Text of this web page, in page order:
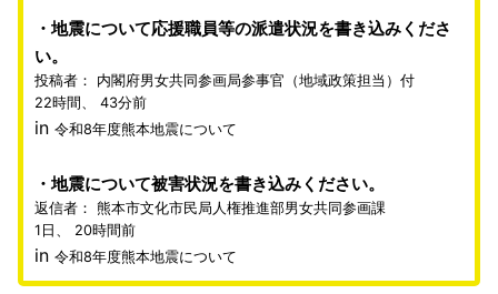
地震について応援職員等の派遣状況を書き込みくださ
い。
投稿者：
内閣府男女共同参画局参事官（地域政策担当）付
22時間、 43分前
in 令和8年度熊本地震について
地震について被害状況を書き込みください。
返信者： 熊本市文化市民局人権推進部男女共同参画課
1日、 20時間前
in 令和8年度熊本地震について